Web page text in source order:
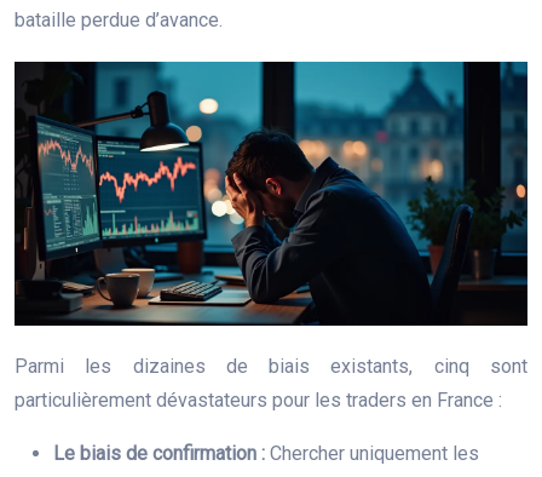
bataille perdue d’avance.
Parmi les dizaines de biais existants, cinq sont
particulièrement dévastateurs pour les traders en France :
Le biais de confirmation : Chercher uniquement les